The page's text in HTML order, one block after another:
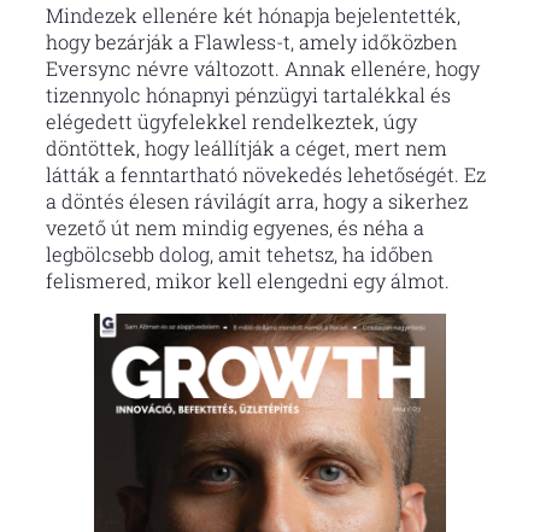
Mindezek ellenére két hónapja bejelentették,
hogy bezárják a Flawless-t, amely időközben
Eversync névre változott. Annak ellenére, hogy
tizennyolc hónapnyi pénzügyi tartalékkal és
elégedett ügyfelekkel rendelkeztek, úgy
döntöttek, hogy leállítják a céget, mert nem
látták a fenntartható növekedés lehetőségét. Ez
a döntés élesen rávilágít arra, hogy a sikerhez
vezető út nem mindig egyenes, és néha a
legbölcsebb dolog, amit tehetsz, ha időben
felismered, mikor kell elengedni egy álmot.